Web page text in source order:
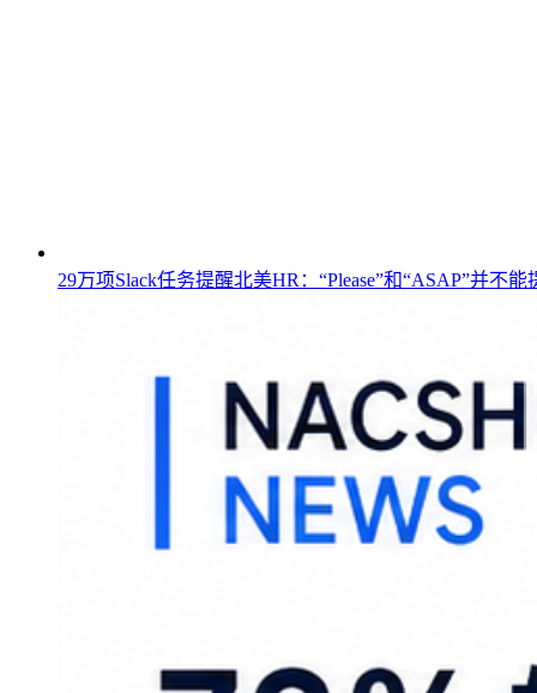
29万项Slack任务提醒北美HR：“Please”和“ASAP”并不